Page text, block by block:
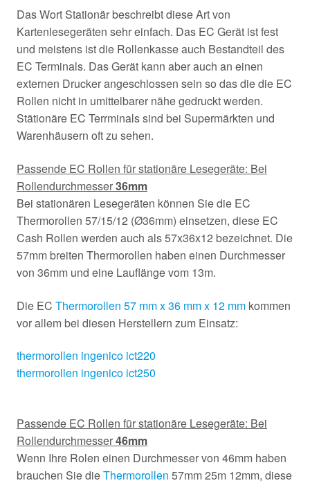
Das Wort Stationär beschreibt diese Art von
Kartenlesegeräten sehr einfach. Das EC Gerät ist fest
und meistens ist die Rollenkasse auch Bestandteil des
EC Terminals. Das Gerät kann aber auch an einen
externen Drucker angeschlossen sein so das die die EC
Rollen nicht in umittelbarer nähe gedruckt werden.
Stätionäre EC Terrminals sind bei Supermärkten und
Warenhäusern oft zu sehen.
Passende EC Rollen für stationäre Lesegeräte: Bei
Rollendurchmesser36mm
Bei stationären Lesegeräten können Sie die EC
Thermorollen 57/15/12 (Ø36mm) einsetzen, diese EC
Cash Rollen werden auch als 57x36x12 bezeichnet. Die
57mm breiten Thermorollen haben einen Durchmesser
von 36mm und eine Lauflänge vom 13m.
Die EC Thermorollen 57 mm x 36 mm x 12 mm kommen
vor allem bei diesen Herstellern zum Einsatz:
thermorollen ingenico ict220
thermorollen ingenico ict250
Passende EC Rollen für stationäre Lesegeräte: Bei
Rollendurchmesser46mm
Wenn Ihre Rolen einen Durchmesser von 46mm haben
brauchen Sie dieThermorollen 57mm 25m 12mm, diese